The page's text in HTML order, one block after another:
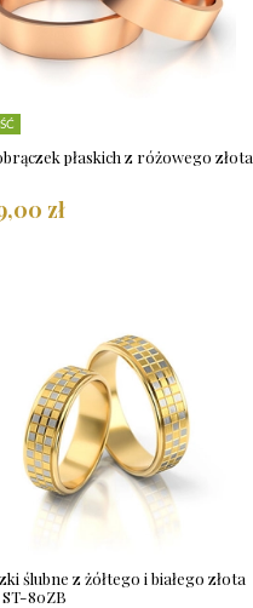
płaskich z różowego złota
zł
ślubne z żółtego i białego złota
80ZB